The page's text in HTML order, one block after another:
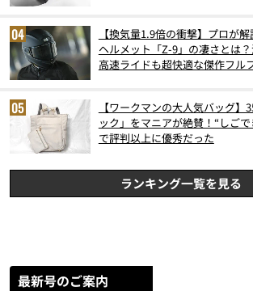
【換気量1.9倍の衝撃】プロが
ヘルメット「Z-9」の凄さとは
高速ライドも超快適な傑作フル
【ワークマンの大人気バッグ】
ック」をマニアが絶賛！“しご
で評判以上に優秀だった
ランキング一覧を見る
最新号のご案内